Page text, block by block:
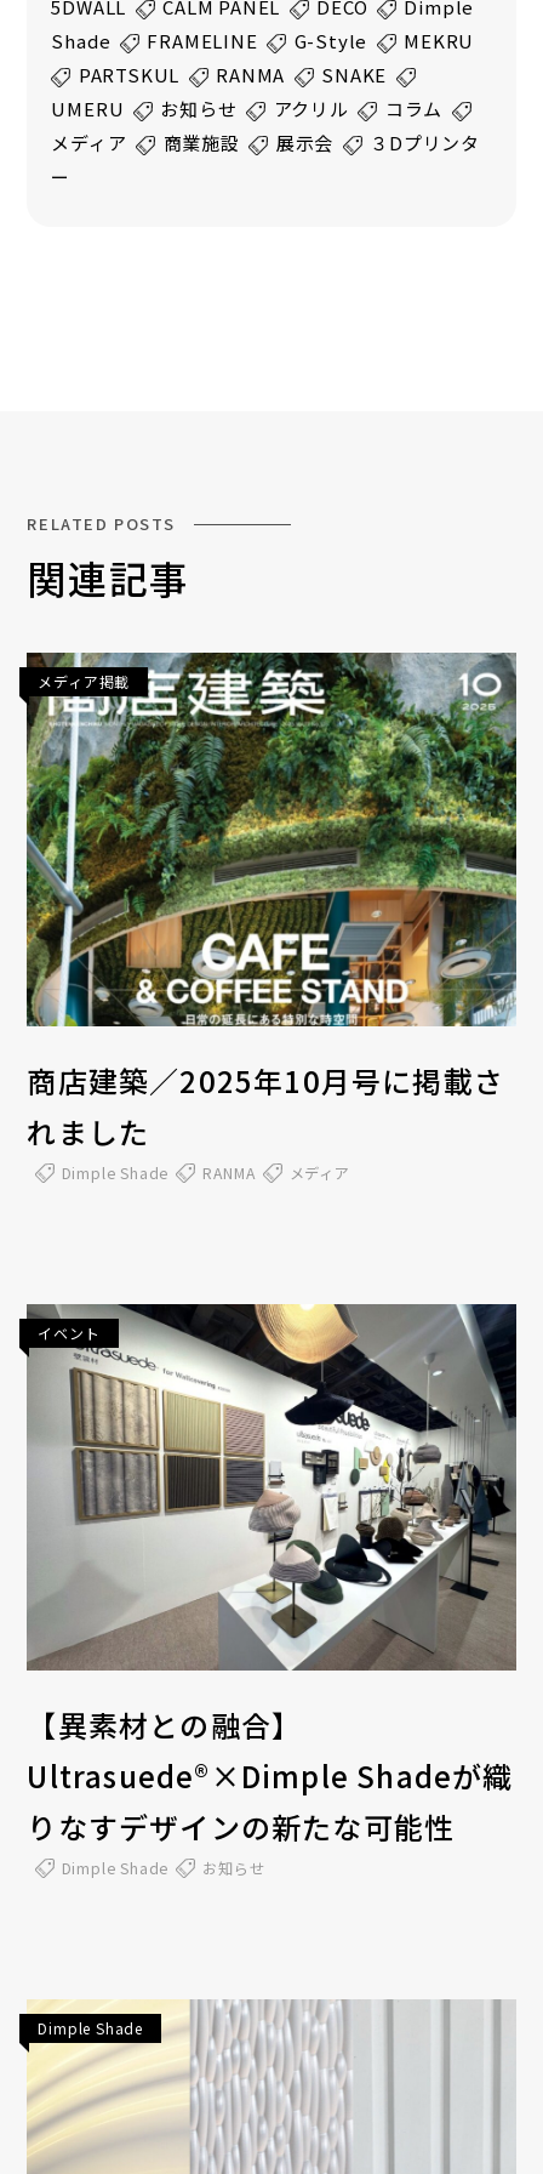
5DWALL CALM PANEL DECO
Dimple
Shade
FRAMELINE G-Style
MEKRU
PARTSKUL
RANMA
SNAKE
UMERU
お知らせ アクリル
コラム
メディア
商業施設 展示会
３Dプリンタ
ー
RELATED POSTS
関連記事
メディア掲載
商店建築／2025年10月号に掲載さ
れました
Dimple Shade RANMA メディア
イベント
【異素材との融合】
Ultrasuede®×Dimple Shadeが織
りなすデザインの新たな可能性
Dimple Shade お知らせ
Dimple Shade